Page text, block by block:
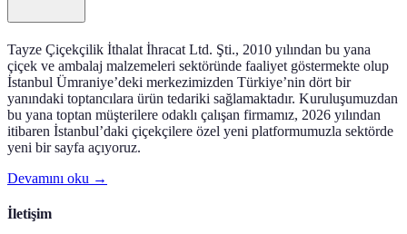
Tayze Çiçekçilik İthalat İhracat Ltd. Şti., 2010 yılından bu yana
çiçek ve ambalaj malzemeleri sektöründe faaliyet göstermekte olup
İstanbul Ümraniye’deki merkezimizden Türkiye’nin dört bir
yanındaki toptancılara ürün tedariki sağlamaktadır. Kuruluşumuzdan
bu yana toptan müşterilere odaklı çalışan firmamız, 2026 yılından
itibaren İstanbul’daki çiçekçilere özel yeni platformumuzla sektörde
yeni bir sayfa açıyoruz.
Devamını oku →
İletişim